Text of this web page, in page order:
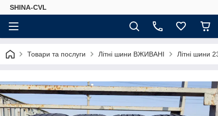
SHINA-CVL
Товари та послуги Літні шини ВЖИВАНІ Літні шини